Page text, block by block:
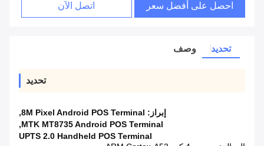
احصل على أفضل سعر اتصل الآن
تحديد وصف
تحديد
إبراز: 8M Pixel Android POS Terminal
,
MTK MT8735 Android POS Terminal
,
UPTS 2.0 Handheld POS Terminal